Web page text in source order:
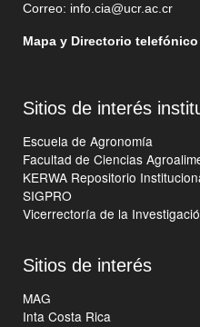
Correo: info.cia@ucr.ac.cr
Mapa y Directorio telefónico
Sitios de interés
Escuela de Agronomía
Facultad de Ciencias
KERWA Repositorio
SIGPRO
Vicerrectoría de la
Sitios de interés
MAG
Inta Costa Rica